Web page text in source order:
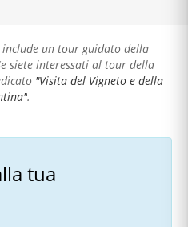
un tour guidato della
siete interessati al tour della
"Visita del Vigneto e della
.
tua